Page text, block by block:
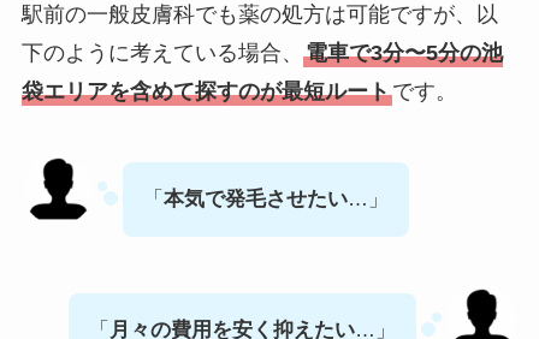
駅前の一般皮膚科でも薬の処方は可能ですが、以
下のように考えている場合、 電車で3分〜5分の池
袋エリアを含めて探すのが最短ルートです。
「 本気で発毛させたい…」
「 月々の費用を安く抑えたい…」